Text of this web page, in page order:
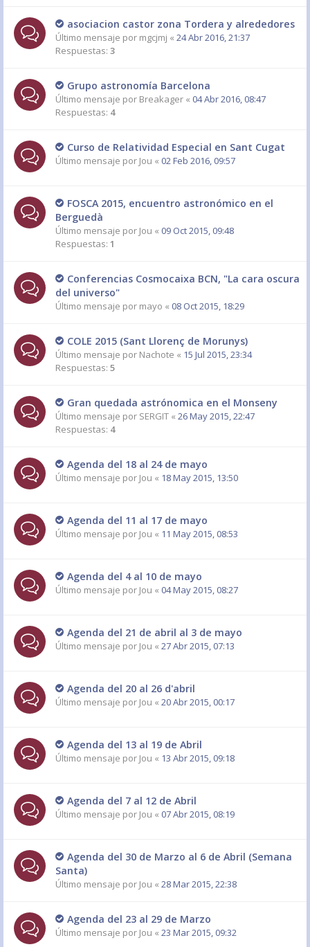
asociacion castor zona Tordera y alrededores
Último mensaje por mgcjmj « 24 Abr 2016, 21:37
Respuestas: 3
Grupo astronomía Barcelona
Último mensaje por Breakager « 04 Abr 2016, 08:47
Respuestas: 4
Curso de Relatividad Especial en Sant Cugat
Último mensaje por Jou « 02 Feb 2016, 09:57
FOSCA 2015, encuentro astronómico en el
Berguedà
Último mensaje por Jou « 09 Oct 2015, 09:48
Respuestas: 1
Conferencias Cosmocaixa BCN, "La cara oscura
del universo"
Último mensaje por mayo « 08 Oct 2015, 18:29
COLE 2015 (Sant Llorenç de Morunys)
Último mensaje por Nachote « 15 Jul 2015, 23:34
Respuestas: 5
Gran quedada astrónomica en el Monseny
Último mensaje por SERGIT « 26 May 2015, 22:47
Respuestas: 4
Agenda del 18 al 24 de mayo
Último mensaje por Jou « 18 May 2015, 13:50
Agenda del 11 al 17 de mayo
Último mensaje por Jou « 11 May 2015, 08:53
Agenda del 4 al 10 de mayo
Último mensaje por Jou « 04 May 2015, 08:27
Agenda del 21 de abril al 3 de mayo
Último mensaje por Jou « 27 Abr 2015, 07:13
Agenda del 20 al 26 d'abril
Último mensaje por Jou « 20 Abr 2015, 00:17
Agenda del 13 al 19 de Abril
Último mensaje por Jou « 13 Abr 2015, 09:18
Agenda del 7 al 12 de Abril
Último mensaje por Jou « 07 Abr 2015, 08:19
Agenda del 30 de Marzo al 6 de Abril (Semana
Santa)
Último mensaje por Jou « 28 Mar 2015, 22:38
Agenda del 23 al 29 de Marzo
Último mensaje por Jou « 23 Mar 2015, 09:32